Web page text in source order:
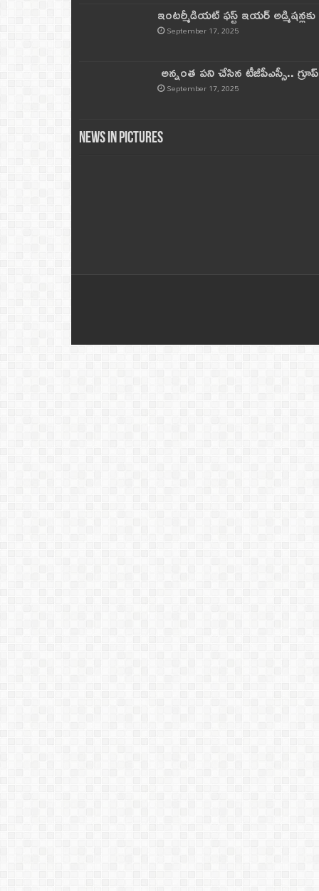
ఇంటర్మీడియట్ ఫస్ట్‌ ఇయర్‌
September 17, 2025
అన్నంత పని చేసిన టీజీపీఎస్సీ..
September 17, 2025
News in Pictures